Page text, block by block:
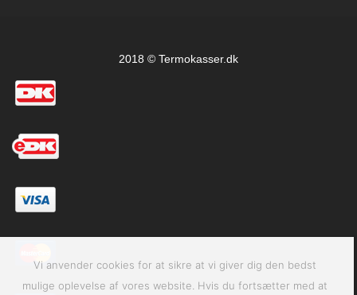
2018 © Termokasser.dk
Vi anvender cookies for at sikre at vi giver dig den bedst
mulige oplevelse af vores website. Hvis du fortsætter med at